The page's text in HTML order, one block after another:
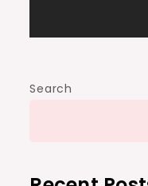
Search